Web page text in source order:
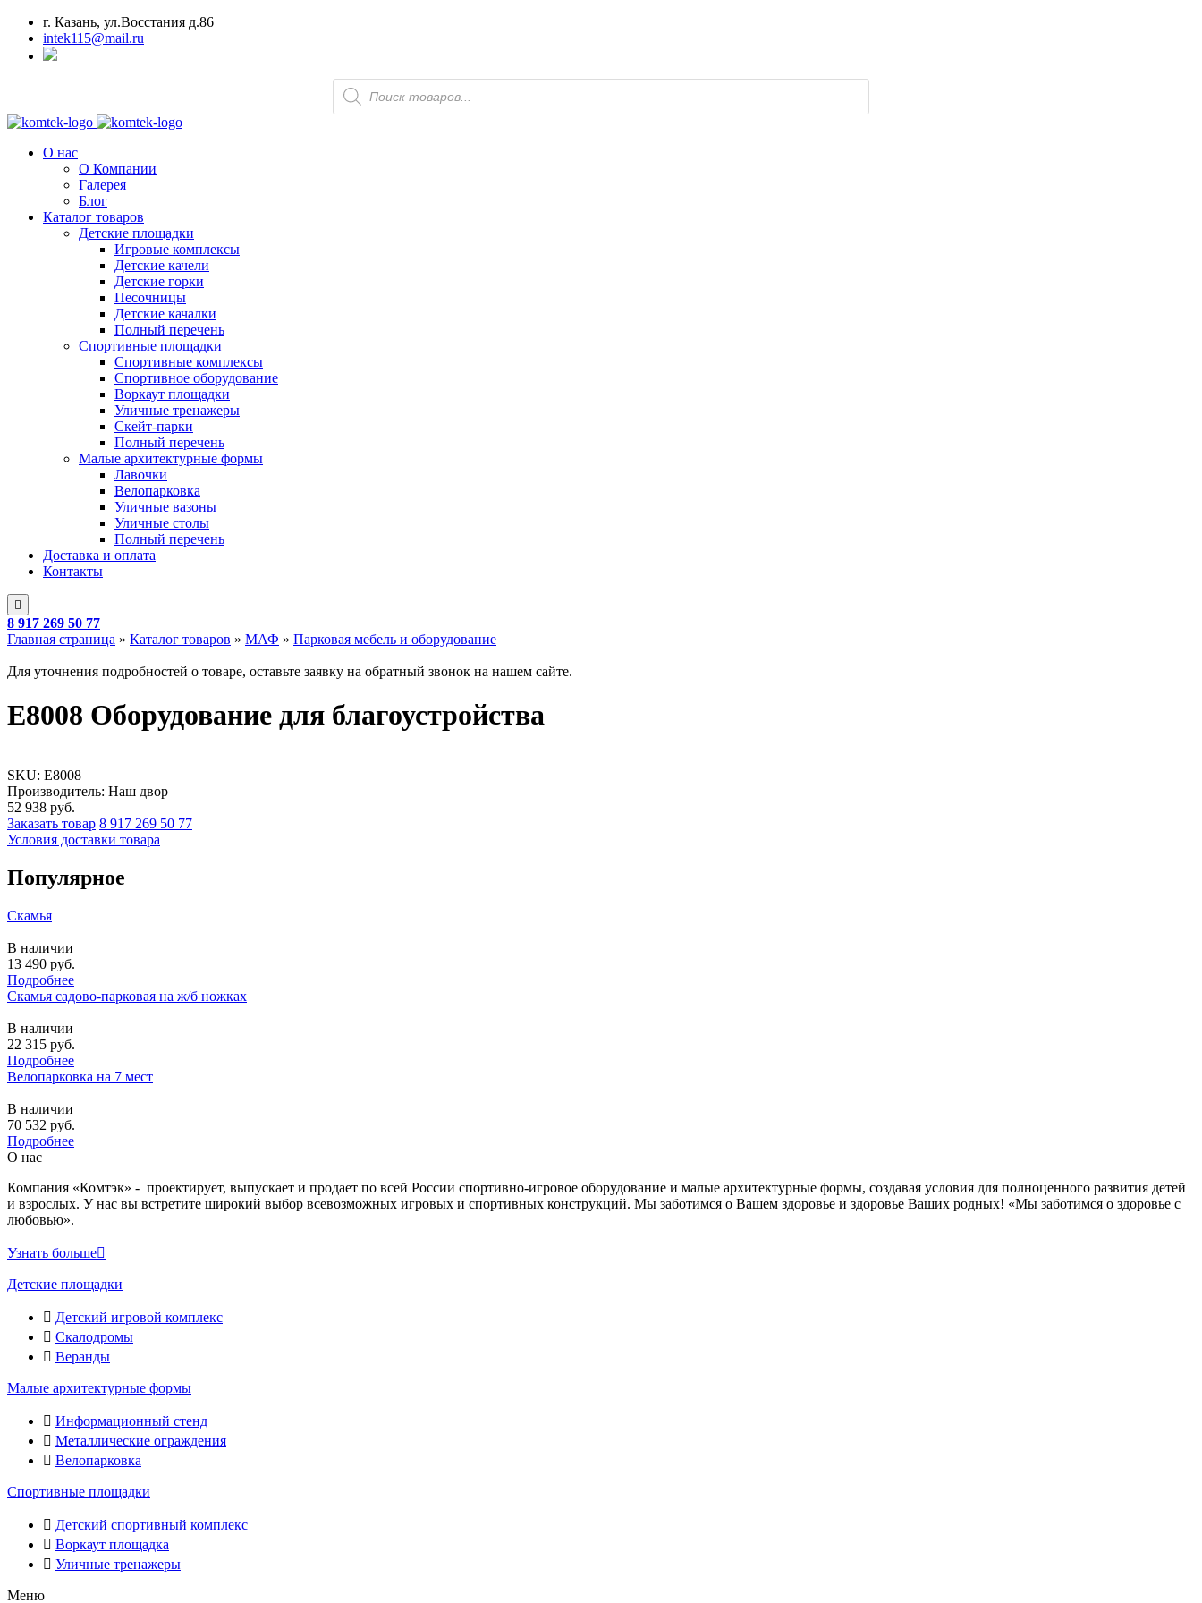
г. Казань, ул.Восстания д.86
intek115@mail.ru
Поиск
товаров
О нас
О Компании
Галерея
Блог
Каталог товаров
Детские площадки
Игровые комплексы
Детские качели
Детские горки
Песочницы
Детские качалки
Полный перечень
Спортивные площадки
Спортивные комплексы
Спортивное оборудование
Воркаут площадки
Уличные тренажеры
Скейт-парки
Полный перечень
Малые архитектурные формы
Лавочки
Велопарковка
Уличные вазоны
Уличные столы
Полный перечень
Доставка и оплата
Контакты
8 917 269 50 77
Главная страница » Каталог товаров » МАФ » Парковая мебель и оборудование
Для уточнения подробностей о товаре, оставьте заявку на обратный звонок на нашем сайте.
E8008 Оборудование для благоустройства
SKU: E8008
Производитель: Наш двор
52 938 руб.
Заказать товар 8 917 269 50 77
Условия доставки товара
Популярное
Скамья
В наличии
13 490 руб.
Подробнее
Скамья садово-парковая на ж/б ножках
В наличии
22 315 руб.
Подробнее
Велопарковка на 7 мест
В наличии
70 532 руб.
Подробнее
О нас
Компания «Комтэк» - проектирует, выпускает и продает по всей России спортивно-игровое оборудование и малые архитектурные формы, создавая условия для полноценного развития детей
и взрослых. У нас вы встретите широкий выбор всевозможных игровых и спортивных конструкций. Мы заботимся о Вашем здоровье и здоровье Ваших родных! «Мы заботимся о здоровье с
любовью».
Узнать больше
Детские площадки
Детский игровой комплекс
Скалодромы
Веранды
Малые архитектурные формы
Информационный стенд
Металлические ограждения
Велопарковка
Спортивные площадки
Детский спортивный комплекс
Воркаут площадка
Уличные тренажеры
Меню